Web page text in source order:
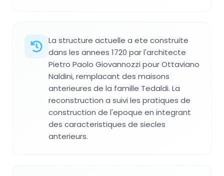
La structure actuelle a ete construite
dans les annees 1720 par l'architecte
Pietro Paolo Giovannozzi pour Ottaviano
Naldini, remplacant des maisons
anterieures de la famille Tedaldi. La
reconstruction a suivi les pratiques de
construction de l'epoque en integrant
des caracteristiques de siecles
anterieurs.